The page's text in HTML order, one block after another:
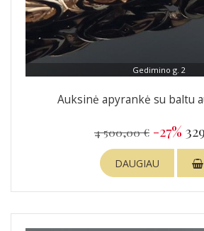
Gedimino g. 2
Auksinė apyrankė su baltu
4 500,00 € -27%
DAUGIAU